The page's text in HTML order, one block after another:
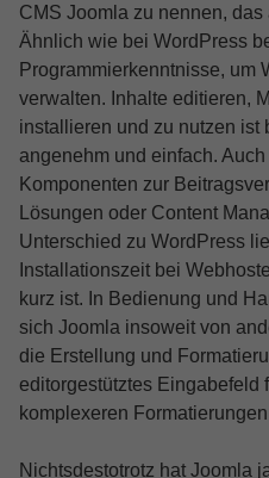
CMS Joomla zu nennen,
Ähnlich wie bei WordPress
Programmierkenntnisse, um
verwalten. Inhalte editieren,
installieren und zu nutzen ist
angenehm und einfach.
Komponenten zur
Lösungen oder Content
Unterschied zu WordPress
Installationszeit bei
kurz ist. In Bedienung und
sich Joomla insoweit von
die Erstellung und
editorgestütztes Eingabefeld
komplexeren
Nichtsdestotrotz hat Joomla